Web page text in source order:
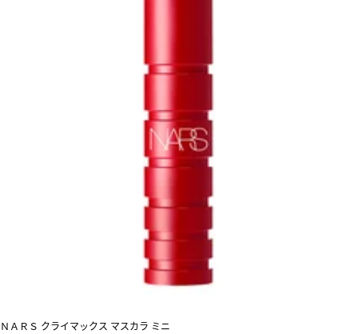
ＮＡＲＳ クライマックス マスカラ ミニ